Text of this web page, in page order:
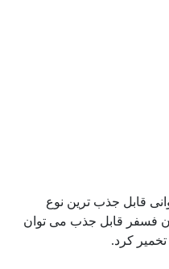
قابل جذب ترین نوع
فسفر قابل جذب می توان
تخمیر کرد.